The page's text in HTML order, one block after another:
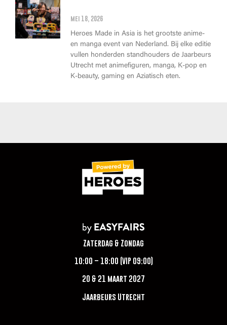
mei 18, 2026
Heroes Made in Asia is het grootste anime-
en manga event van Nederland. Bij elke editie
vullen honderden standhouders de Jaarbeurs
Utrecht met animefiguren, manga, K-pop en
K-beauty, gaming en Aziatisch eten.
Zaterdag & Zondag
10:00 – 18:00 (VIP 09:00)
20 & 21 maart 2027
Jaarbeurs Utrecht